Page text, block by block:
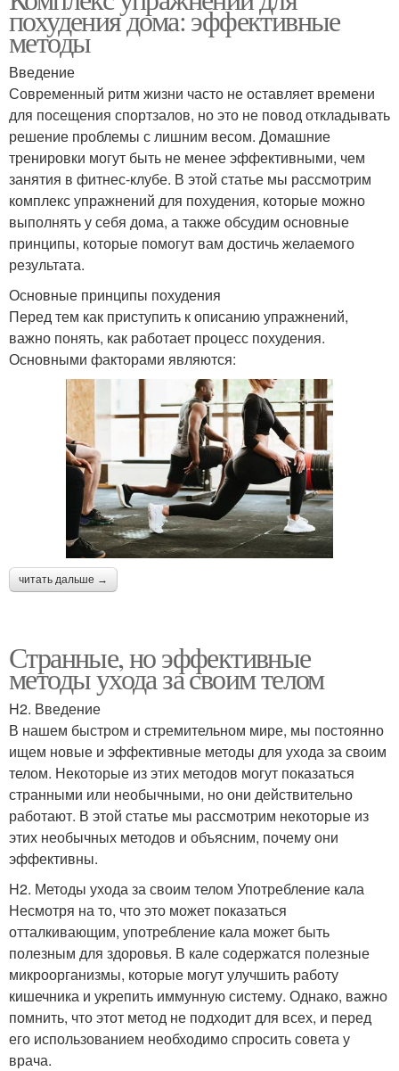
похудения дома: эффективные
методы
Введение
Современный ритм жизни часто не оставляет времени
для посещения спортзалов, но это не повод откладывать
решение проблемы с лишним весом. Домашние
тренировки могут быть не менее эффективными, чем
занятия в фитнес-клубе. В этой статье мы рассмотрим
комплекс упражнений для похудения, которые можно
выполнять у себя дома, а также обсудим основные
принципы, которые помогут вам достичь желаемого
результата.
Основные принципы похудения
Перед тем как приступить к описанию упражнений,
важно понять, как работает процесс похудения.
Основными факторами являются:
читать дальше →
Странные, но эффективные
методы ухода за своим телом
H2. Введение
В нашем быстром и стремительном мире, мы постоянно
ищем новые и эффективные методы для ухода за своим
телом. Некоторые из этих методов могут показаться
странными или необычными, но они действительно
работают. В этой статье мы рассмотрим некоторые из
этих необычных методов и объясним, почему они
эффективны.
H2. Методы ухода за своим телом Употребление кала
Несмотря на то, что это может показаться
отталкивающим, употребление кала может быть
полезным для здоровья. В кале содержатся полезные
микроорганизмы, которые могут улучшить работу
кишечника и укрепить иммунную систему. Однако, важно
помнить, что этот метод не подходит для всех, и перед
его использованием необходимо спросить совета у
врача.